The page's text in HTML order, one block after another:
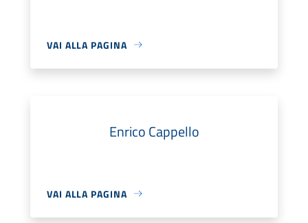
VAI ALLA PAGINA
Enrico Cappello
VAI ALLA PAGINA